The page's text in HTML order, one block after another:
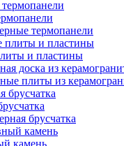
термопанели
и пластины
доска из
плиты из
брусчатка